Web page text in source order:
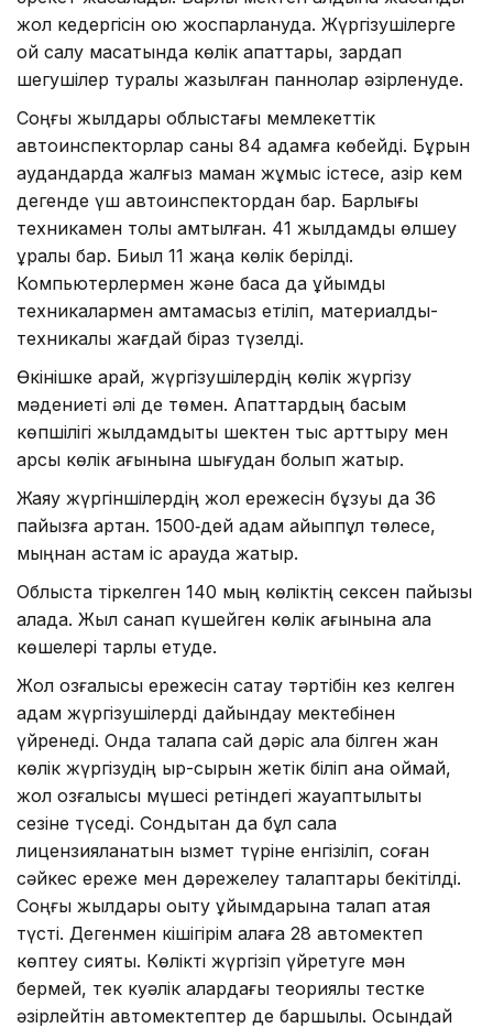
жол кедергісін қою жоспарлануда. Жүргізушілерге
ой салу мақсатында көлік апаттары, зардап
шегушілер туралы жазылған паннолар әзірленуде.
Соңғы жылдары облыстағы мемлекеттік
автоинспекторлар саны 84 адамға көбейді. Бұрын
аудандарда жалғыз маман жұмыс істесе, қазір кем
дегенде үш автоинспектордан бар. Барлығы
техникамен толық қамтылған. 41 жылдамдық өлшеу
құралы бар. Биыл 11 жаңа көлік берілді.
Компьютерлермен және басқа да ұйымдық
техникалармен қамтамасыз етіліп, материалдық-
техникалық жағдай біраз түзелді.
Өкінішке қарай, жүргізушілердің көлік жүргізу
мәдениеті әлі де төмен. Апаттардың басым
көпшілігі жылдамдықты шектен тыс арттыру мен
қарсы көлік ағынына шығудан болып жатыр.
Жаяу жүргіншілердің жол ережесін бұзуы да 36
пайызға артқан. 1500‑дей адам айыппұл төлесе,
мыңнан астам іс қарауда жатыр.
Облыста тіркелген 140 мың көліктің сексен пайызы
қалада. Жыл санап күшейген көлік ағынына қала
көшелері тарлық етуде.
Жол қозғалысы ережесін сақтау тәртібін кез келген
адам жүргізушілерді дайындау мектебінен
үйренеді. Онда талапқа сай дәріс ала білген жан
көлік жүргізудің қыр-сырын жетік біліп қана қоймай,
жол қозғалысы мүшесі ретіндегі жауаптылықты
сезіне түседі. Сондықтан да бұл сала
лицензияланатын қызмет түріне енгізіліп, соған
сәйкес ереже мен дәрежелеу талаптары бекітілді.
Соңғы жылдары оқыту ұйымдарына талап қатая
түсті. Дегенмен кішігірім қалаға 28 автомектеп
көптеу сияқты. Көлікті жүргізіп үйретуге мән
бермей, тек куәлік алардағы теориялық тестке
әзірлейтін автомектептер де баршылық. Осындай